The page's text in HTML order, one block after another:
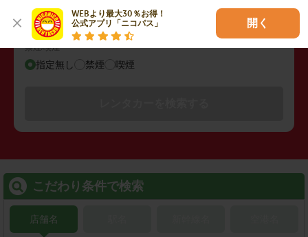
WEBより最大30％お得！
公式アプリ「ニコパス」
開く
指定なし
禁煙/喫煙
指定無し 禁煙 喫煙
こだわり条件で検索
店舗名